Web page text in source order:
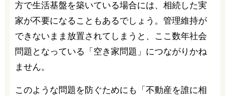
方で生活基盤を築いている場合には、相続した実
家が不要になることもあるでしょう。管理維持が
できないまま放置されてしまうと、ここ数年社会
問題となっている「空き家問題」につながりかね
ません。
このような問題を防ぐためにも「不動産を誰に相